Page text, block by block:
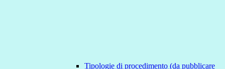
Tipologie di procedimento (da pubblicare